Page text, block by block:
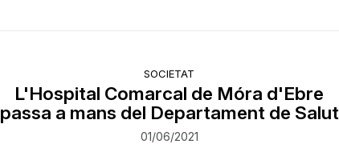
SOCIETAT
L'Hospital Comarcal de Móra d'Ebre
passa a mans del Departament de Salut
01/06/2021